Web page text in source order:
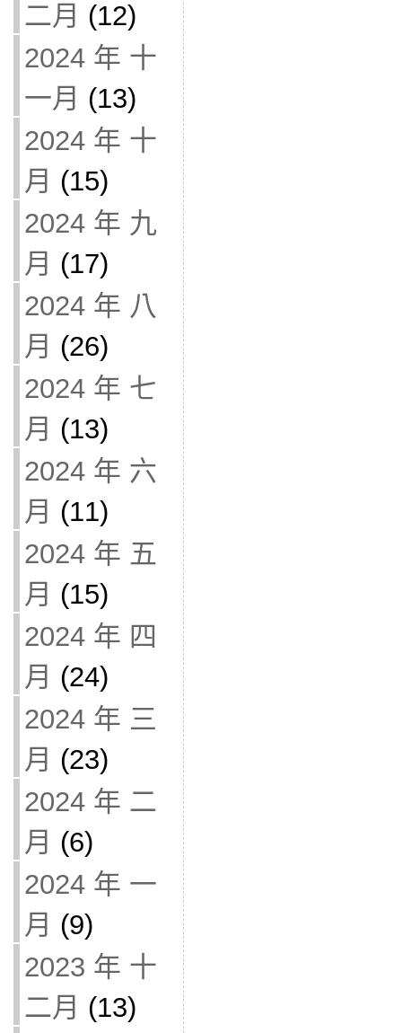
二月 (12)
2024 年 十
一月 (13)
2024 年 十
月 (15)
2024 年 九
月 (17)
2024 年 八
月 (26)
2024 年 七
月 (13)
2024 年 六
月 (11)
2024 年 五
月 (15)
2024 年 四
月 (24)
2024 年 三
月 (23)
2024 年 二
月 (6)
2024 年 一
月 (9)
2023 年 十
二月 (13)